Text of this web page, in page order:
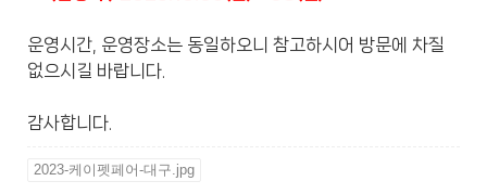
운영시간, 운영장소는 동일하오니 참고하시어 방문에 차질
없으시길 바랍니다.
감사합니다.
2023-케이펫페어-대구.jpg